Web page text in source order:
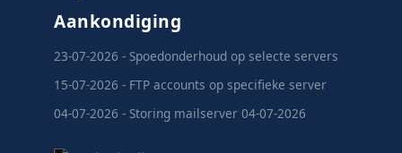
Aankondiging
23-07-2026 - Spoedonderhoud op selecte servers
15-07-2026 - FTP accounts op specifieke server
04-07-2026 - Storing mailserver 04-07-2026